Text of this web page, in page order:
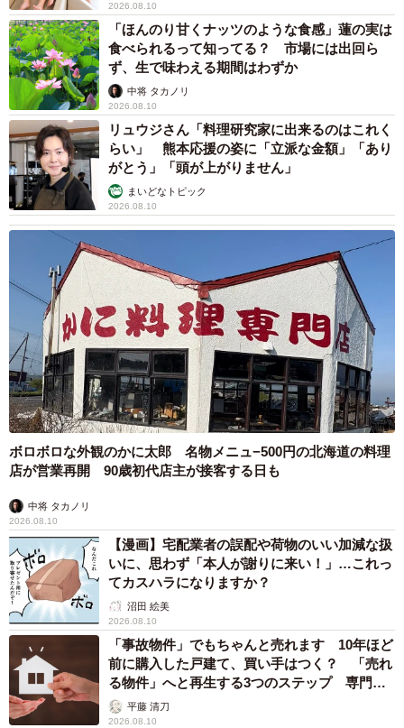
2026.08.10
「ほんのり甘くナッツのような食感」蓮の実は
食べられるって知ってる？ 市場には出回ら
ず、生で味わえる期間はわずか
中将 タカノリ
2026.08.10
リュウジさん「料理研究家に出来るのはこれく
らい」 熊本応援の姿に「立派な金額」「あり
がとう」「頭が上がりません」
まいどなトピック
2026.08.10
ボロボロな外観のかに太郎 名物メニュ−500円の北海道の料理
店が営業再開 90歳初代店主が接客する日も
中将 タカノリ
2026.08.10
【漫画】宅配業者の誤配や荷物のいい加減な扱
いに、思わず「本人が謝りに来い！」…これっ
てカスハラになりますか？
沼田 絵美
2026.08.10
「事故物件」でもちゃんと売れます 10年ほど
前に購入した戸建て、買い手はつく？ 「売れ
る物件」へと再生する3つのステップ 専門家
が解説平藤 清刀
2026.08.10